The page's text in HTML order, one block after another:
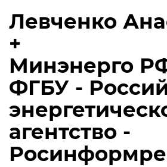
Левченко
+
Минэнерго
ФГБУ -
агентство -